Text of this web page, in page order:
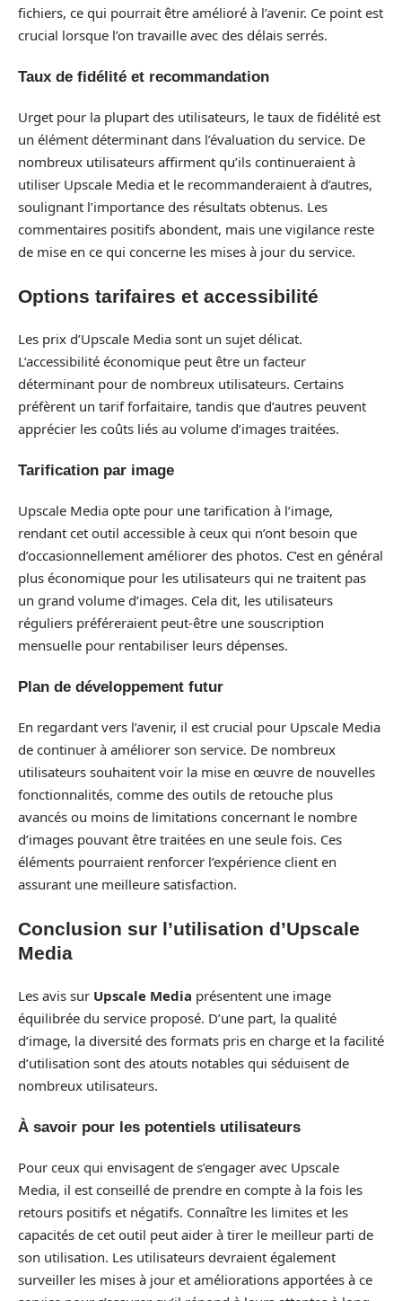
fichiers, ce qui pourrait être amélioré à l’avenir. Ce point est
crucial lorsque l’on travaille avec des délais serrés.
Taux de fidélité et recommandation
Urget pour la plupart des utilisateurs, le taux de fidélité est
un élément déterminant dans l’évaluation du service. De
nombreux utilisateurs affirment qu’ils continueraient à
utiliser Upscale Media et le recommanderaient à d’autres,
soulignant l’importance des résultats obtenus. Les
commentaires positifs abondent, mais une vigilance reste
de mise en ce qui concerne les mises à jour du service.
Options tarifaires et accessibilité
Les prix d’Upscale Media sont un sujet délicat.
L’accessibilité économique peut être un facteur
déterminant pour de nombreux utilisateurs. Certains
préfèrent un tarif forfaitaire, tandis que d’autres peuvent
apprécier les coûts liés au volume d’images traitées.
Tarification par image
Upscale Media opte pour une tarification à l’image,
rendant cet outil accessible à ceux qui n’ont besoin que
d’occasionnellement améliorer des photos. C’est en général
plus économique pour les utilisateurs qui ne traitent pas
un grand volume d’images. Cela dit, les utilisateurs
réguliers préféreraient peut-être une souscription
mensuelle pour rentabiliser leurs dépenses.
Plan de développement futur
En regardant vers l’avenir, il est crucial pour Upscale Media
de continuer à améliorer son service. De nombreux
utilisateurs souhaitent voir la mise en œuvre de nouvelles
fonctionnalités, comme des outils de retouche plus
avancés ou moins de limitations concernant le nombre
d’images pouvant être traitées en une seule fois. Ces
éléments pourraient renforcer l’expérience client en
assurant une meilleure satisfaction.
Conclusion sur l’utilisation d’Upscale
Media
Les avis sur Upscale Media présentent une image
équilibrée du service proposé. D’une part, la qualité
d’image, la diversité des formats pris en charge et la facilité
d’utilisation sont des atouts notables qui séduisent de
nombreux utilisateurs.
À savoir pour les potentiels utilisateurs
Pour ceux qui envisagent de s’engager avec Upscale
Media, il est conseillé de prendre en compte à la fois les
retours positifs et négatifs. Connaître les limites et les
capacités de cet outil peut aider à tirer le meilleur parti de
son utilisation. Les utilisateurs devraient également
surveiller les mises à jour et améliorations apportées à ce